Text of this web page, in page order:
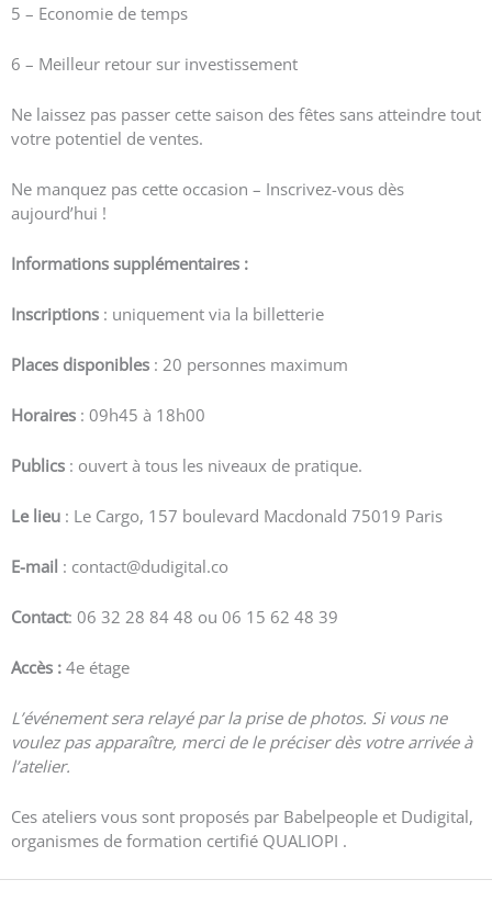
5 – Economie de temps
6 – Meilleur retour sur investissement
Ne laissez pas passer cette saison des fêtes sans atteindre tout
votre potentiel de ventes.
Ne manquez pas cette occasion – Inscrivez-vous dès
aujourd’hui !
Informations supplémentaires :
Inscriptions : uniquement via la billetterie
Places disponibles : 20 personnes maximum
Horaires : 09h45 à 18h00
Publics : ouvert à tous les niveaux de pratique.
Le lieu : Le Cargo, 157 boulevard Macdonald 75019 Paris
E-mail : contact@dudigital.co
Contact: 06 32 28 84 48 ou 06 15 62 48 39
Accès : 4e étage
L’événement sera relayé par la prise de photos. Si vous ne
voulez pas apparaître, merci de le préciser dès votre arrivée à
l’atelier.
Ces ateliers vous sont proposés par Babelpeople et Dudigital,
organismes de formation certifié QUALIOPI .